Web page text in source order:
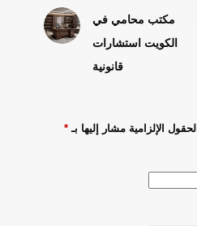
مكتب محامي في
الكويت استشارات
قانونية
الحقول الإلزامية مشار إليها بـ *